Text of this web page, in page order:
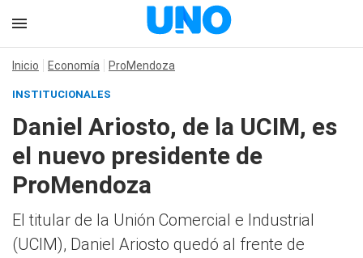
Inicio Economía ProMendoza
INSTITUCIONALES
Daniel Ariosto, de la UCIM, es
el nuevo presidente de
ProMendoza
El titular de la Unión Comercial e Industrial
(UCIM), Daniel Ariosto quedó al frente de